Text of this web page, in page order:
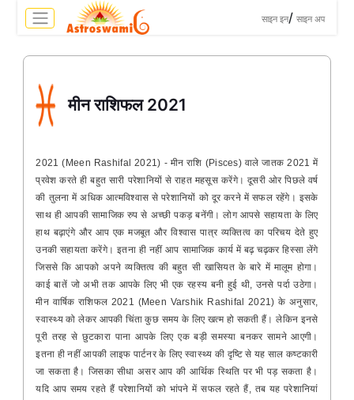
साइन इन/ साइन अप
मीन राशिफल 2021
2021 (Meen Rashifal 2021) - मीन राशि (Pisces) वाले जातक 2021 में
प्रवेश करते ही बहुत सारी परेशानियों से राहत महसूस करेंगे। दूसरी ओर पिछले वर्ष
की तुलना में अधिक आत्मविश्वास से परेशानियों को दूर करने में सफल रहेंगे। इसके
साथ ही आपकी सामाजिक रुप से अच्छी पकड़ बनेंगी। लोग आपसे सहायता के लिए
हाथ बढ़ाएंगे और आप एक मजबूत और विश्वास पात्र व्यक्तित्व का परिचय देते हुए
उनकी सहायता करेंगे। इतना ही नहीं आप सामाजिक कार्य में बढ़ चढ़कर हिस्सा लेंगे
जिससे कि आपको अपने व्यक्तित्व की बहुत सी खासियत के बारे में मालूम होगा।
काई बातें जो अभी तक आपके लिए भी एक रहस्य बनी हुई थी, उनसे पर्दा उठेगा।
मीन वार्षिक राशिफल 2021 (Meen Varshik Rashifal 2021) के अनुसार,
स्वास्थ्य को लेकर आपकी चिंता कुछ समय के लिए खत्म हो सकती हैं। लेकिन इनसे
पूरी तरह से छुटकारा पाना आपके लिए एक बड़ी समस्या बनकर सामने आएगी।
इतना ही नहीं आपकी लाइफ पार्टनर के लिए स्वास्थ्य की दृष्टि से यह साल कष्टकारी
जा सकता है। जिसका सीधा असर आप की आर्थिक स्थिति पर भी पड़ सकता है।
यदि आप समय रहते हैं परेशानियों को भांपने में सफल रहते हैं, तब यह परेशानियां